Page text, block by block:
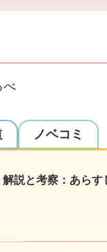
べ
ノベコミ
解説と考察：あら